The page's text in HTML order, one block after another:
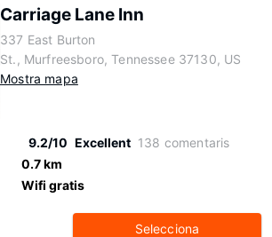
Carriage Lane Inn
337 East Burton
St., Murfreesboro, Tennessee 37130, US
Mostra mapa
9.2/10 Excellent 138 comentaris
0.7 km
Wifi gratis
Selecciona